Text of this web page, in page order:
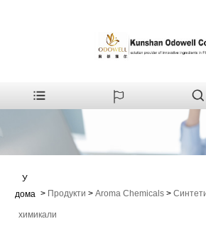
У
дома > Продукти > Aroma Chemicals >
химикали